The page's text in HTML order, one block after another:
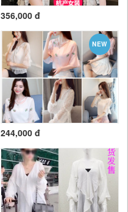
356,000 đ
NEW
244,000 đ